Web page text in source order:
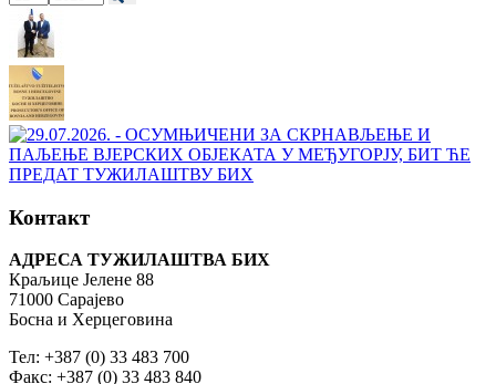
Контакт
АДРЕСА ТУЖИЛАШТВА БИХ
Краљице Јелене 88
71000 Сарајево
Босна и Херцеговина
Тел: +387 (0) 33 483 700
Факс: +387 (0) 33 483 840